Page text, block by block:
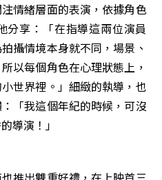
情緒層面的表演，依據角色
分享：「在指導這兩位演員
攝情境本身就不同，場景、
以每個角色在心理狀態上，
世界裡。」細緻的執導，也
「我這個年紀的時候，可沒
導演！」